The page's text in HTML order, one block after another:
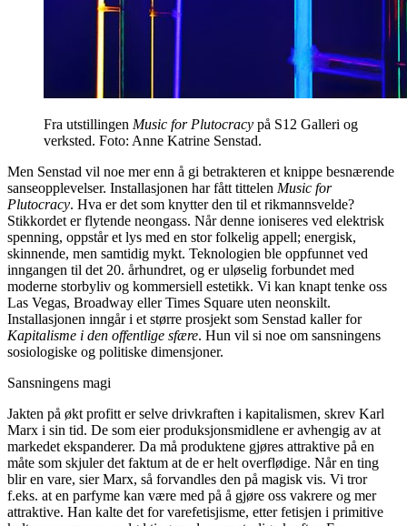
Fra utstillingen Music for Plutocracy på S12 Galleri og
verksted. Foto: Anne Katrine Senstad.
Men Senstad vil noe mer enn å gi betrakteren et knippe besnærende
sanseopplevelser. Installasjonen har fått tittelen Music for
Plutocracy. Hva er det som knytter den til et rikmannsvelde?
Stikkordet er flytende neongass. Når denne ioniseres ved elektrisk
spenning, oppstår et lys med en stor folkelig appell; energisk,
skinnende, men samtidig mykt. Teknologien ble oppfunnet ved
inngangen til det 20. århundret, og er uløselig forbundet med
moderne storbyliv og kommersiell estetikk. Vi kan knapt tenke oss
Las Vegas, Broadway eller Times Square uten neonskilt.
Installasjonen inngår i et større prosjekt som Senstad kaller for
Kapitalisme i den offentlige sfære. Hun vil si noe om sansningens
sosiologiske og politiske dimensjoner.
Sansningens magi
Jakten på økt profitt er selve drivkraften i kapitalismen, skrev Karl
Marx i sin tid. De som eier produksjonsmidlene er avhengig av at
markedet ekspanderer. Da må produktene gjøres attraktive på en
måte som skjuler det faktum at de er helt overflødige. Når en ting
blir en vare, sier Marx, så forvandles den på magisk vis. Vi tror
f.eks. at en parfyme kan være med på å gjøre oss vakrere og mer
attraktive. Han kalte det for varefetisjisme, etter fetisjen i primitive